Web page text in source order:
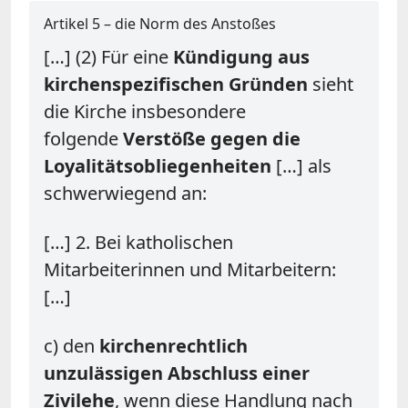
Artikel 5 – die Norm des Anstoßes
[…] (2) Für eine Kündigung aus
kirchenspezifischen Gründen sieht
die Kirche insbesondere
folgendeVerstöße gegen die
Loyalitätsobliegenheiten […] als
schwerwiegend an:
[…] 2. Bei katholischen
Mitarbeiterinnen und Mitarbeitern:
[…]
c) den kirchenrechtlich
unzulässigen Abschluss einer
Zivilehe, wenn diese Handlung nach